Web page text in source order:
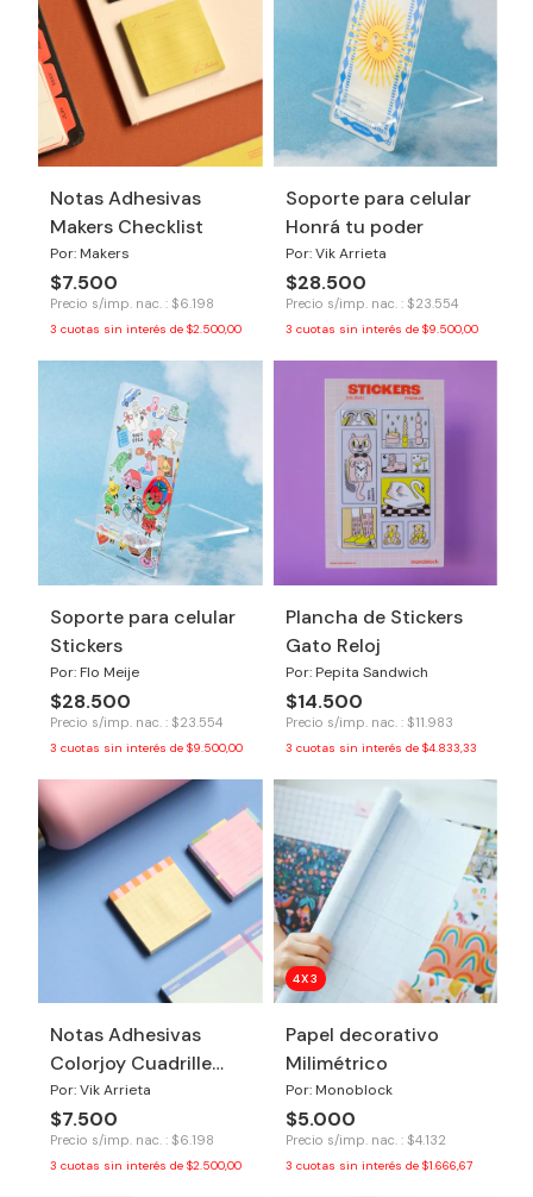
Notas Adhesivas
Makers Checklist
Por: Makers
$7.500
Precio s/imp. nac. : $6.198
3 cuotas sin interés de $2.500,00
Soporte para celular
Honrá tu poder
Por: Vik Arrieta
$28.500
Precio s/imp. nac. : $23.554
3 cuotas sin interés de $9.500,00
Soporte para celular
Stickers
Por: Flo Meije
$28.500
Precio s/imp. nac. : $23.554
3 cuotas sin interés de $9.500,00
Plancha de Stickers
Gato Reloj
Por: Pepita Sandwich
$14.500
Precio s/imp. nac. : $11.983
3 cuotas sin interés de $4.833,33
Notas Adhesivas
Colorjoy Cuadrille
Amarillo
Por: Vik Arrieta
$7.500
Precio s/imp. nac. : $6.198
3 cuotas sin interés de $2.500,00
4X3
Papel decorativo
Milimétrico
Por: Monoblock
$5.000
Precio s/imp. nac. : $4.132
3 cuotas sin interés de $1.666,67